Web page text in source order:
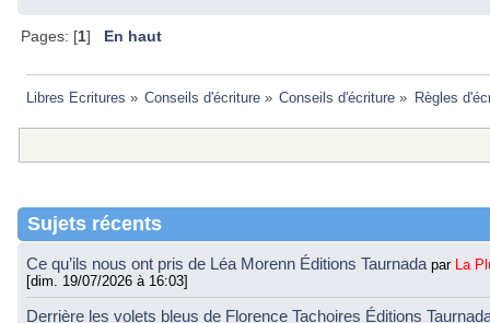
Pages: [1] En haut
Libres Ecritures » Conseils d'écriture» Conseils d'écriture » Règles
Sujets récents
Ce qu’ils nous ont pris de Léa Morenn Éditions Taurnada par
La
[dim. 19/07/2026 à 16:03]
Derrière les volets bleus de Florence Tachoires Éditions